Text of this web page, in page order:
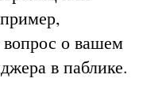
вопрос о вашем
в паблике.